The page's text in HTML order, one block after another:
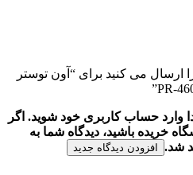
ارسال می کنید برای “آون توستر
وارد حساب کاربری خود شوید. اگر
خریده باشید، دیدگاه شما به
شد.
افزودن دیدگاه جدید